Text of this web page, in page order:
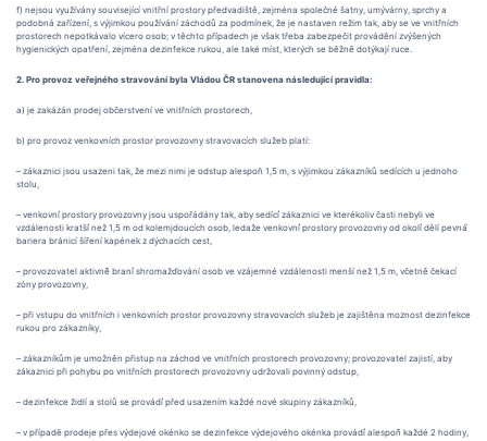
f) nejsou využívány související vnitřní prostory předvadiště, zejména společné šatny, umývárny, sprchy a
podobná zařízení, s výjimkou používání záchodů za podmínek, že je nastaven režim tak, aby se ve vnitřních
prostorech nepotkávalo vícero osob; v těchto případech je však třeba zabezpečit provádění zvýšených
hygienických opatření, zejména dezinfekce rukou, ale také míst, kterých se běžně dotýkají ruce.
2. Pro provoz veřejného stravování byla Vládou ČR stanovena následující pravidla:
a) je zakázán prodej občerstvení ve vnitřních prostorech,
b) pro provoz venkovních prostor provozovny stravovacích služeb platí:
– zákaznici jsou usazeni tak, že mezi nimi je odstup alespoň 1,5 m, s výjimkou zákazníků sedících u jednoho
stolu,
– venkovní́ prostory provozovny jsou uspořádány tak, aby sedící́ zákaznici ve kterékoliv časti nebyli ve
vzdálenosti kratší́ než 1,5 m od kolemjdoucích osob, ledaže venkovní́ prostory provozovny od okolí́ dělí pevná́
bariera bránicí šíření kapének z dýchacích cest,
– provozovatel aktivně̌ braní́ shromažďování osob ve vzájemné vzdálenosti menší než 1,5 m, včetně čekací
zóny provozovny,
– při vstupu do vnitřních i venkovních prostor provozovny stravovacích služeb je zajištěna moznost dezinfekce
rukou pro zákazníky,
– zákazníkům je umožněn přistup na záchod ve vnitřních prostorech provozovny; provozovatel zajistí, aby
zákaznici při pohybu po vnitřních prostorech provozovny udržovali povinný odstup,
– dezinfekce židlí a stolů se provádí́ před usazením každé nové skupiny zákazníků,
– v případě prodeje přes výdejové okénko se dezinfekce výdejového okénka provádí́ alespoň̌ každé 2 hodiny,